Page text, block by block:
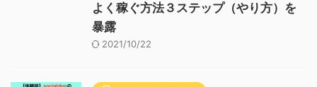
よく稼ぐ方法３ステップ（やり方）を
暴露
2021/10/22